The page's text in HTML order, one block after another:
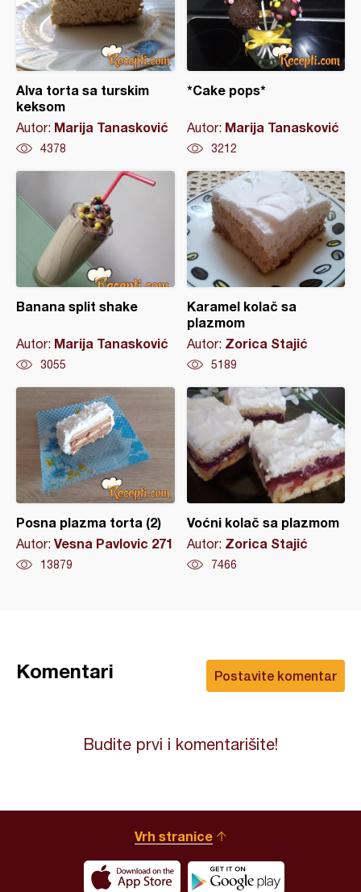
Alva torta sa turskim
keksom
Autor: Marija Tanasković
4378
*Cake pops*
Autor: Marija Tanasković
3212
Banana split shake
Autor: Marija Tanasković
3055
Karamel kolač sa
plazmom
Autor: Zorica Stajić
5189
Posna plazma torta (2)
Autor: Vesna Pavlovic 271
13879
Voćni kolač sa plazmom
Autor: Zorica Stajić
7466
Postavite komentar
Komentari
Budite prvi i komentarišite!
Vrh stranice